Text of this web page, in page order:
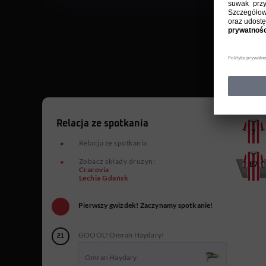
Relacja ze spotkania
Relacja ze spotkania
Zobacz składy drużyn:
Cracovia
Lechia Gdańsk
Pierwszy gwizdek! Zaczynamy spotkanie!
21 GOOOL! Omran Haydary!
Omran Haydary
7
87